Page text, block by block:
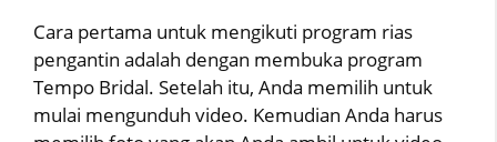
Cara pertama untuk mengikuti program rias
pengantin adalah dengan membuka program
Tempo Bridal. Setelah itu, Anda memilih untuk
mulai mengunduh video. Kemudian Anda harus